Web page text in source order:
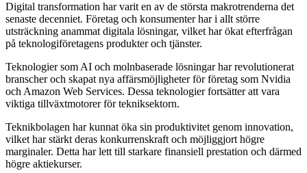
Digital transformation har varit en av de största makrotrenderna det
senaste decenniet. Företag och konsumenter har i allt större
utsträckning anammat digitala lösningar, vilket har ökat efterfrågan
på teknologiföretagens produkter och tjänster.
Teknologier som AI och molnbaserade lösningar har revolutionerat
branscher och skapat nya affärsmöjligheter för företag som Nvidia
och Amazon Web Services. Dessa teknologier fortsätter att vara
viktiga tillväxtmotorer för tekniksektorn.
Teknikbolagen har kunnat öka sin produktivitet genom innovation,
vilket har stärkt deras konkurrenskraft och möjliggjort högre
marginaler. Detta har lett till starkare finansiell prestation och därmed
högre aktiekurser.